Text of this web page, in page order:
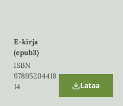
E-kirja
(epub3)
ISBN
97895204418
14
O
p
Lataa